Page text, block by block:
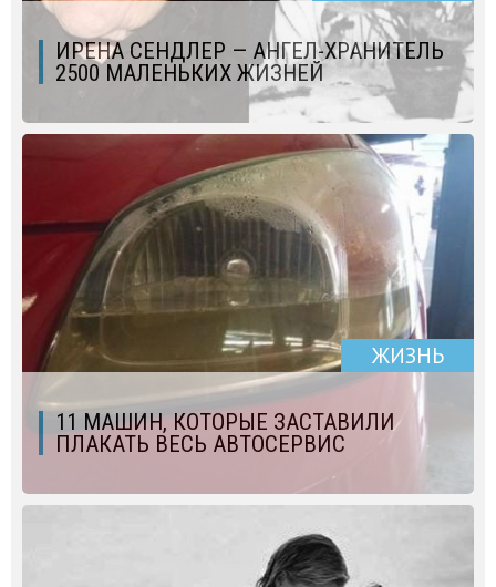
ИРЕНА СЕНДЛЕР — АНГЕЛ-ХРАНИТЕЛЬ
2500 МАЛЕНЬКИХ ЖИЗНЕЙ
ЖИЗНЬ
11 МАШИН, КОТОРЫЕ ЗАСТАВИЛИ
ПЛАКАТЬ ВЕСЬ АВТОСЕРВИС